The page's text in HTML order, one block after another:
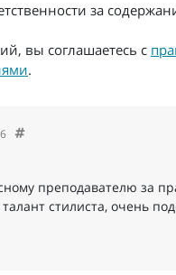
за
вы соглашаетесь с
.
преподавателю за
стилиста, очень